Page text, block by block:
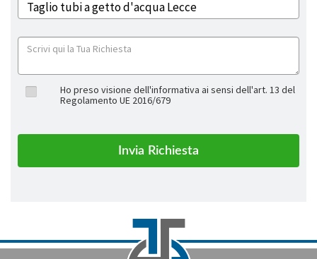
Ho preso visione dell'informativa ai sensi dell'art. 13 del
Regolamento UE 2016/679